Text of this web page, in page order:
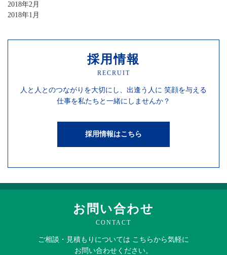
2018年2月
2018年1月
採用情報
RECRUIT
人と人とのつながりを大切にし、 出逢う人に 笑顔を与える
仕事を私たちと一緒にしませんか？
採用情報はこちら
お問い合わせ
CONTACT
ご相談・見積もりについては こちらから気軽に
お問い合わせください。